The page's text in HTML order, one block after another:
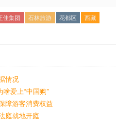
佳集团 石林旅游 花都区
西藏
情况
爱上“中国购”
障游客消费权益
庭就地开庭